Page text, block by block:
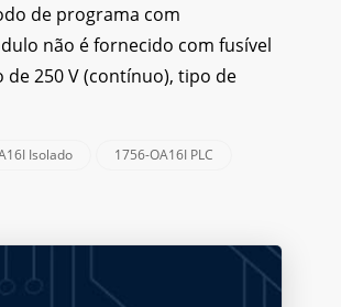
de programa com
não é fornecido com fusível
250 V (contínuo), tipo de
Isolado
1756-OA16I PLC